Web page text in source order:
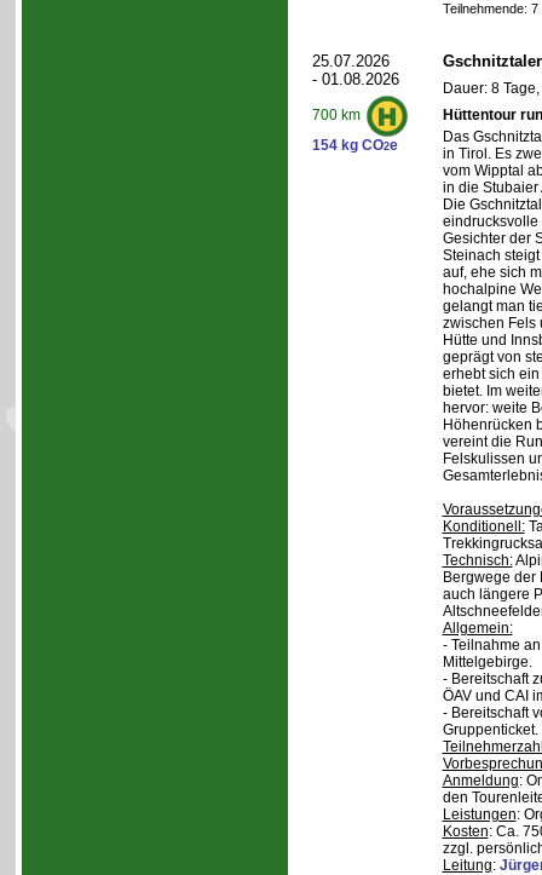
Teilnehmende:
25.07.2026
- 01.08.2026
700 km
154 kg CO2e
Dauer: 8
Hüttentour
Das
in Tirol. Es
vom Wipptal
in die Stubaier
Die
Gesichter der
Steinach
auf, ehe sich
hochalpine
gelangt man
zwischen Fels
Hütte und
geprägt von
erhebt sich
bietet. Im
hervor: weite
Höhenrücken
vereint die
Felskulissen
Konditionell:
Technisch:
Bergwege
auch längere
Allgemein:
- Teilnahme
Mittelgebirge.
- Bereitschaft
ÖAV und CAI
- Bereitschaft
Gruppenticket.
Anmeldung:
den
Leistungen:
Kosten: Ca.
zzgl.
Leitung: